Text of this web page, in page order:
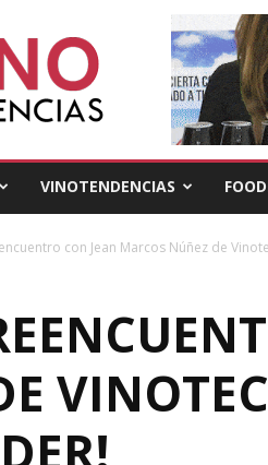
VINOTENDENCIAS
con Jean Marcos Núñez de